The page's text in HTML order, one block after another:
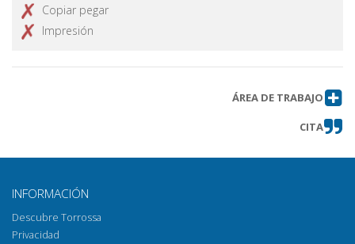
Copiar pegar
Impresión
ÁREA DE TRABAJO
CITA
INFORMACIÓN
Descubre Torrossa
Privacidad